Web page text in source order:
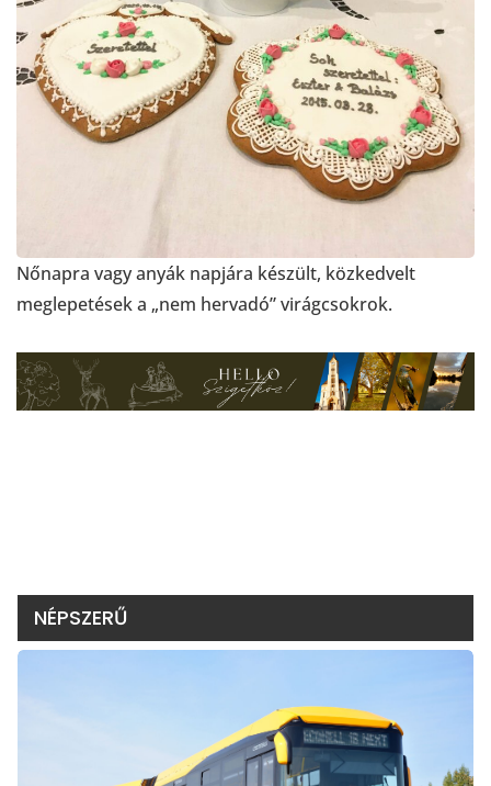
Nőnapra vagy anyák napjára készült, közkedvelt
meglepetések a „nem hervadó” virágcsokrok.
NÉPSZERŰ